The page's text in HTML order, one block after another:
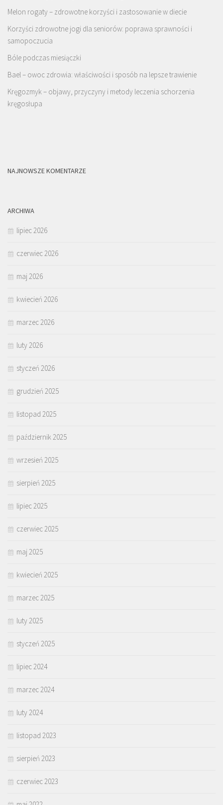
Melon rogaty – zdrowotne korzyści i zastosowanie w diecie
Korzyści zdrowotne jogi dla seniorów: poprawa sprawności i
samopoczucia
Bóle podczas miesiączki
Bael – owoc zdrowia: właściwości i sposób na lepsze trawienie
Kręgozmyk – objawy, przyczyny i metody leczenia schorzenia
kręgosłupa
NAJNOWSZE KOMENTARZE
ARCHIWA
lipiec 2026
czerwiec 2026
maj 2026
kwiecień 2026
marzec 2026
luty 2026
styczeń 2026
grudzień 2025
listopad 2025
październik 2025
wrzesień 2025
sierpień 2025
lipiec 2025
czerwiec 2025
maj 2025
kwiecień 2025
marzec 2025
luty 2025
styczeń 2025
lipiec 2024
marzec 2024
luty 2024
listopad 2023
sierpień 2023
czerwiec 2023